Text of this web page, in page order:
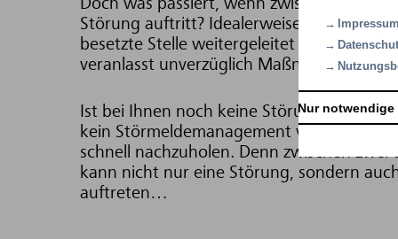
Impressum
Nur
Doch was passiert, wenn zwischen zwei
Störung auftritt? Idealerweise wird diese
besetzte Stelle weitergeleitet und der
veranlasst unverzüglich Maßnahmen zur
Ist bei Ihnen noch keine
kein Störmeldemanagement vorhanden,
schnell nachzuholen. Denn zwischen
kann nicht nur eine Störung, sondern
auftreten…